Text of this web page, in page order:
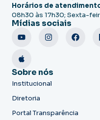
Horários de
08h30 às 17h30; Sexta-
Mídias sociais
Sobre nós
Institucional
Diretoria
Portal Transparência